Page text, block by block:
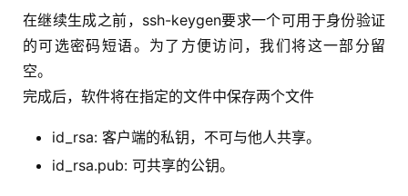
在继续生成之前，ssh-keygen要求一个可用于身份验证
的可选密码短语。为了方便访问，我们将这一部分留
空。
完成后，软件将在指定的文件中保存两个文件
id_rsa: 客户端的私钥，不可与他人共享。
id_rsa.pub: 可共享的公钥。